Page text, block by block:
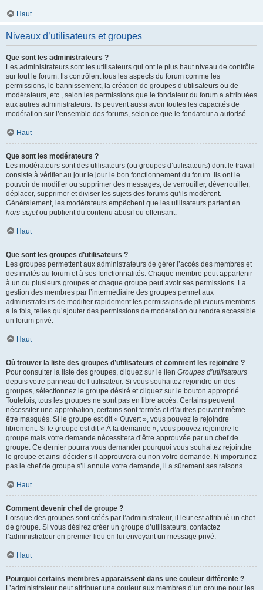
Haut
Niveaux d’utilisateurs et groupes
Que sont les administrateurs ?
Les administrateurs sont les utilisateurs qui ont le plus haut niveau de contrôle
sur tout le forum. Ils contrôlent tous les aspects du forum comme les
permissions, le bannissement, la création de groupes d’utilisateurs ou de
modérateurs, etc., selon les permissions que le fondateur du forum a attribuées
aux autres administrateurs. Ils peuvent aussi avoir toutes les capacités de
modération sur l’ensemble des forums, selon ce que le fondateur a autorisé.
Haut
Que sont les modérateurs ?
Les modérateurs sont des utilisateurs (ou groupes d’utilisateurs) dont le travail
consiste à vérifier au jour le jour le bon fonctionnement du forum. Ils ont le
pouvoir de modifier ou supprimer des messages, de verrouiller, déverrouiller,
déplacer, supprimer et diviser les sujets des forums qu’ils modèrent.
Généralement, les modérateurs empêchent que les utilisateurs partent en
hors-sujetou publient du contenu abusif ou offensant.
Haut
Que sont les groupes d’utilisateurs ?
Les groupes permettent aux administrateurs de gérer l’accès des membres et
des invités au forum et à ses fonctionnalités. Chaque membre peut appartenir
à un ou plusieurs groupes et chaque groupe peut avoir ses permissions. La
gestion des membres par l’intermédiaire des groupes permet aux
administrateurs de modifier rapidement les permissions de plusieurs membres
à la fois, telles qu’ajouter des permissions de modération ou rendre accessible
un forum privé.
Haut
Où trouver la liste des groupes d’utilisateurs et comment les rejoindre ?
Pour consulter la liste des groupes, cliquez sur le lien Groupes d’utilisateurs
depuis votre panneau de l’utilisateur. Si vous souhaitez rejoindre un des
groupes, sélectionnez le groupe désiré et cliquez sur le bouton approprié.
Toutefois, tous les groupes ne sont pas en libre accès. Certains peuvent
nécessiter une approbation, certains sont fermés et d’autres peuvent même
être masqués. Si le groupe est dit « Ouvert », vous pouvez le rejoindre
librement. Si le groupe est dit « À la demande », vous pouvez rejoindre le
groupe mais votre demande nécessitera d’être approuvée par un chef de
groupe. Ce dernier pourra vous demander pourquoi vous souhaitez rejoindre
le groupe et ainsi décider s’il approuvera ou non votre demande. N’importunez
pas le chef de groupe s’il annule votre demande, il a sûrement ses raisons.
Haut
Comment devenir chef de groupe ?
Lorsque des groupes sont créés par l’administrateur, il leur est attribué un chef
de groupe. Si vous désirez créer un groupe d’utilisateurs, contactez
l’administrateur en premier lieu en lui envoyant un message privé.
Haut
Pourquoi certains membres apparaissent dans une couleur différente ?
L’administrateur peut attribuer une couleur aux membres d’un groupe pour les